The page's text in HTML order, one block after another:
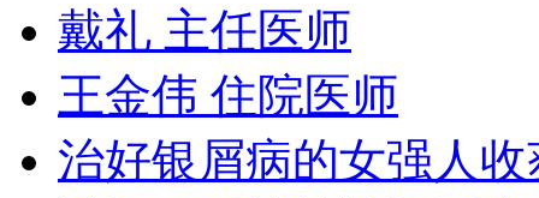
戴礼 主任医师
王金伟 住院医师
治好银屑病的女强人